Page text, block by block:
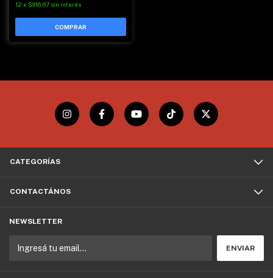
12 x $916,67 sin interés
COMPRAR
CATEGORÍAS
CONTACTÁNOS
NEWSLETTER